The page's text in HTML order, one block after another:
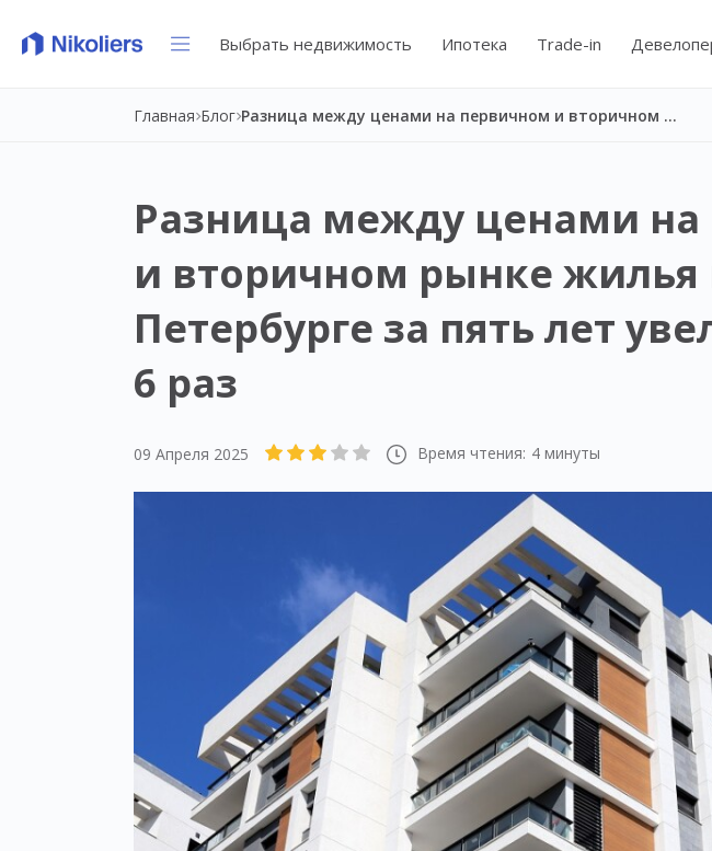
Выбрать недвижимость Ипотека Trade-in
Главная Блог Разница между ценами на первичном и вторичном рынке жилья в Петербурге за пять лет увеличилась в 6 раз
Разница между ценами на
и вторичном рынке жилья
Петербурге за пять лет
6 раз
09 Апреля 2025 Время чтения: 4 минуты